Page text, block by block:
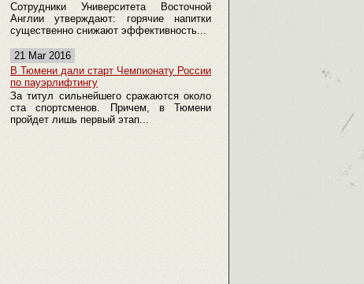
Сотрудники Университета Восточной
Англии утверждают: горячие напитки
существенно снижают эффективность...
21 Mar 2016
В Тюмени дали старт Чемпионату России
по пауэрлифтингу
За титул сильнейшего сражаются около
ста спортсменов. Причем, в Тюмени
пройдет лишь первый этап...